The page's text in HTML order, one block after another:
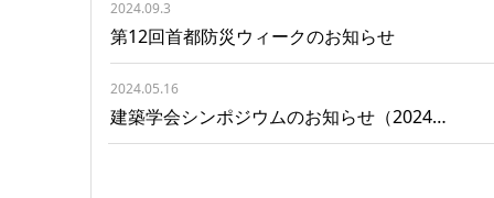
2024.09.3
第12回首都防災ウィークのお知らせ
2024.05.16
建築学会シンポジウムのお知らせ（2024…